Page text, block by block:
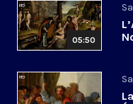
05:50